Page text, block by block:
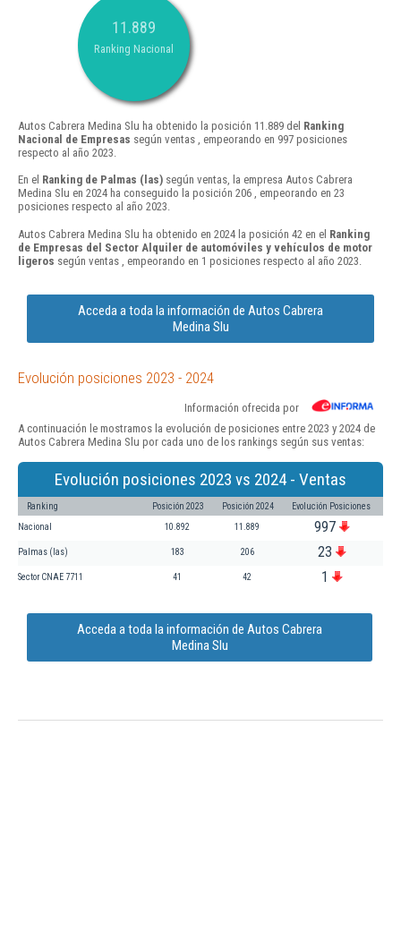
11.889
Ranking Nacional
Autos Cabrera Medina Slu ha obtenido la posición 11.889 del Ranking
Nacional de Empresas según ventas , empeorando en 997 posiciones
respecto al año 2023.
En el Ranking de Palmas (las) según ventas, la empresa Autos Cabrera
Medina Slu en 2024 ha conseguido la posición 206 , empeorando en 23
posiciones respecto al año 2023.
Autos Cabrera Medina Slu ha obtenido en 2024 la posición 42 en el Ranking
de Empresas del Sector Alquiler de automóviles y vehículos de motor
ligeros según ventas , empeorando en 1 posiciones respecto al año 2023.
Acceda a toda la información de Autos Cabrera
Medina Slu
Evolución posiciones 2023 - 2024
Información ofrecida por
A continuación le mostramos la evolución de posiciones entre 2023 y 2024 de
Autos Cabrera Medina Slu por cada uno de los rankings según sus ventas:
Evolución posiciones 2023 vs 2024 - Ventas
Ranking Posición 2023 Posición 2024 Evolución Posiciones
Nacional 10.892 11.889 997
Palmas (las) 183 206 23
Sector CNAE 7711 41 42 1
Acceda a toda la información de Autos Cabrera
Medina Slu